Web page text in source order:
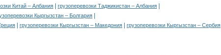
Китай – Албания грузоперевозки Таджикистан – Албания
Кыргызстан – Болгария
грузоперевозки Кыргызстан – Македония грузоперевозки Кыргызстан – Сербия